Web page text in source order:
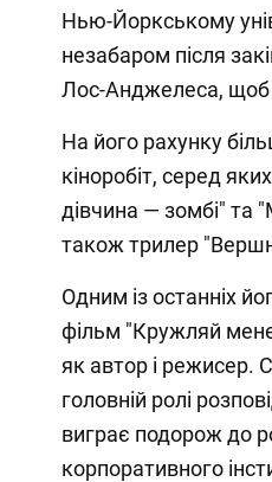
Нью-Йоркському
незабаром після
Лос-Анджелеса, щоб
На його рахунку
кіноробіт, серед
дівчина — зомбі" та
також трилер
Одним із останніх
фільм "Кружляй
як автор і режисер.
головній ролі
виграє подорож до
корпоративного